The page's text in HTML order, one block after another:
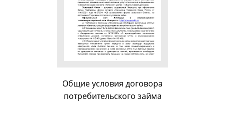
Общие условия договора
потребительского займа